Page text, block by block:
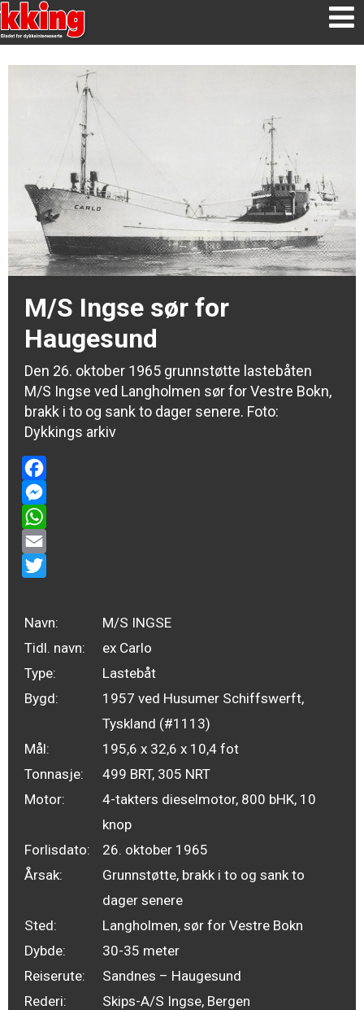
M/S Ingse sør for
Haugesund
Den 26. oktober 1965 grunnstøtte lastebåten
M/S Ingse ved Langholmen sør for Vestre Bokn,
brakk i to og sank to dager senere. Foto:
Dykkings arkiv
Facebook
Messenger
WhatsApp
Email
Navn:
M/S INGSE
Tidl. navn:
ex Carlo
Type:
Lastebåt
Bygd:
1957 ved Husumer Schiffswerft,
Tyskland (#1113)
Mål:
195,6 x 32,6 x 10,4 fot
Tonnasje:
499 BRT, 305 NRT
Motor:
4-takters dieselmotor, 800 bHK, 10
knop
Forlisdato:
26. oktober 1965
Årsak:
Grunnstøtte, brakk i to og sank to
dager senere
Sted:
Langholmen, sør for Vestre Bokn
Dybde:
30-35 meter
Reiserute:
Sandnes – Haugesund
Rederi:
Skips-A/S Ingse, Bergen